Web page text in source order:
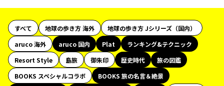
すべて 地球の歩き方 海外
地球の歩き方 Jシリーズ（国内）
aruco 海外
aruco 国内 Plat
ランキング&テクニック
Resort Style
島旅 御朱印 歴史時代
旅の図鑑
BOOKS スペシャルコラボ
BOOKS 旅の名言＆絶景